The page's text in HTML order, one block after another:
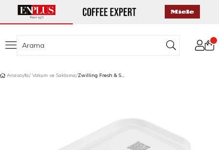
Anasayfa Vakum ve Saklama Zwilling Fresh & Save Vakumlu Yemek Kabı M Boyut 0,80 L Yarı Şeffaf-Gri